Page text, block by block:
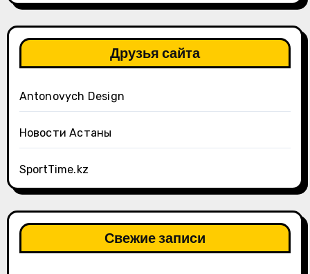
Друзья сайта
Antonovych Design
Новости Астаны
SportTime.kz
Свежие записи